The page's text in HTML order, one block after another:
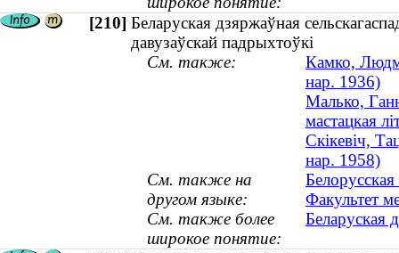
[210] Беларуская дзяржаўная
давузаўскай падрыхтоўкі
См. также:
Камко,
нар. 1936)
Малько,
мастацкая
Скікевіч,
нар. 1958)
См. также на
другом языке:
Факультет
См. также более
широкое понятие:
Беларуская